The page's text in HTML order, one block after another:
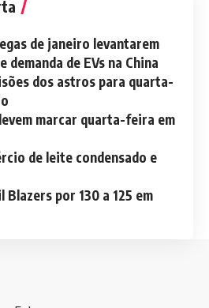
de janeiro levantarem
demanda de EVs na China
dos astros para quarta-
marcar quarta-feira em
de leite condensado e
Blazers por 130 a 125 em